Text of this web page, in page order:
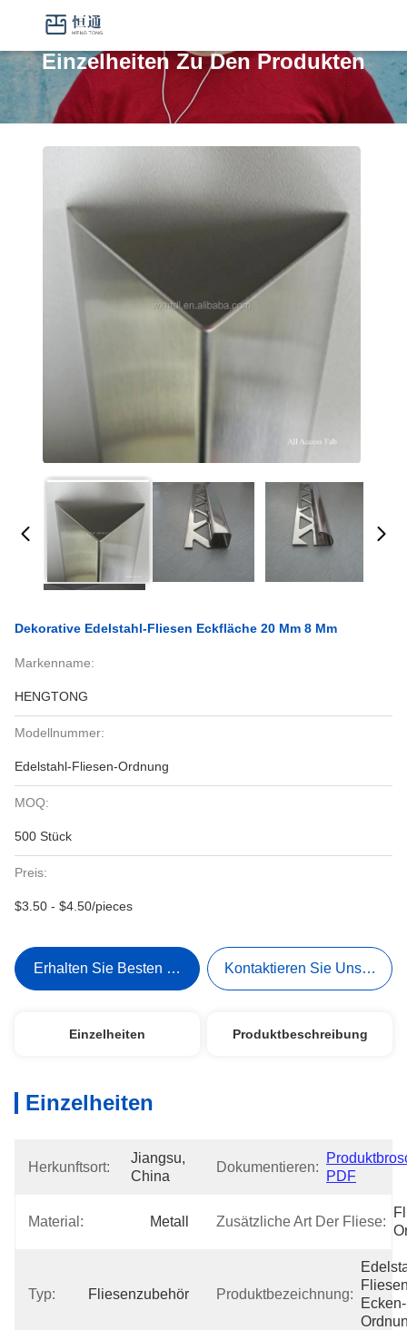
Einzelheiten Zu Den Produkten
Dekorative Edelstahl-Fliesen Eckfläche 20 Mm 8 Mm
Markenname:
HENGTONG
Modellnummer:
Edelstahl-Fliesen-Ordnung
MOQ:
500 Stück
Preis:
$3.50 - $4.50/pieces
Erhalten Sie Besten Preis Kontaktieren Sie Uns Jetzt
Einzelheiten Produktbeschreibung
Einzelheiten
Herkunftsort:
Jiangsu,
China
Dokumentieren:
PDF
Material: Metall Zusätzliche Art Der Fliese:
Typ: Fliesenzubehör Produktbezeichnung:
Ecken-